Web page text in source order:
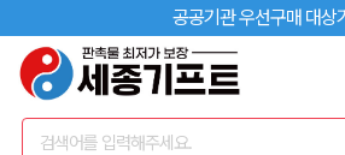
공공기관 우선구매 대상
검색어를 입력해주세요.